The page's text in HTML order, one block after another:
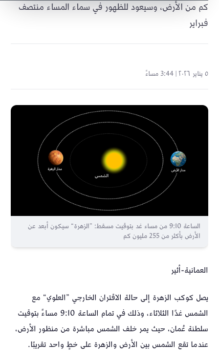
كم من الأرض، وسيعود للظهور في سماء المساء منتصف
فبراير
٥ يناير ٢٠٢٦ | 3:44 مساءً
الساعة 9:10 من مساء غد بتوقيت مسقط: ”الزهرة“ سيكون أبعد عن
الأرض بأكثر من 255 مليون كم
العمانية-أثير
يصل كوكب الزهرة إلى حالة الاقتران الخارجي ”العلوي“ مع
الشمس غدًا الثلاثاء، وذلك في تمام الساعة 9:10 مساءً بتوقيت
سلطنة عُمان، حيث يمر خلف الشمس مباشرة من منظور الأرض،
عندما تقع الشمس بين الأرض والزهرة على خطٍ واحد تقريبًا.